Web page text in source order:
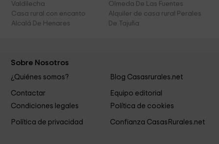
Valdilecha
Olmeda De Las Fuentes
Casa rural con encanto
Alcalá De Henares
Alquiler de casa rural Perales
De Tajuña
Sobre Nosotros
¿Quiénes somos? Blog Casasrurales.net
Contactar
Equipo editorial
Condiciones legales
Política de cookies
Política de privacidad Confianza CasasRurales.net